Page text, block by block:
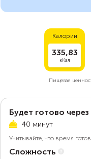
Калории
335,83
кКал
Пищевая
Будет готово через
40 минут
Учитывайте, что время
Сложность